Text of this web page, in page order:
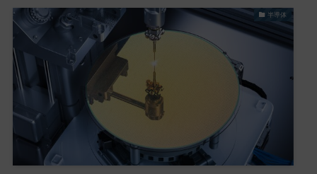
半導体